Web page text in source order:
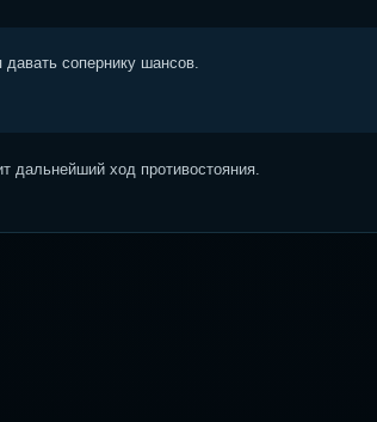
сопернику шансов.
дальнейший ход противостояния.